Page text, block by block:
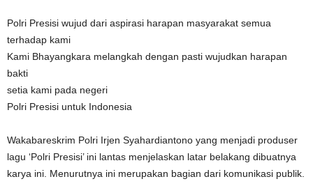
Polri Presisi wujud dari aspirasi harapan masyarakat semua
terhadap kami
Kami Bhayangkara melangkah dengan pasti wujudkan harapan
bakti
setia kami pada negeri
Polri Presisi untuk Indonesia
Wakabareskrim Polri Irjen Syahardiantono yang menjadi produser
lagu ‘Polri Presisi’ ini lantas menjelaskan latar belakang dibuatnya
karya ini. Menurutnya ini merupakan bagian dari komunikasi publik.